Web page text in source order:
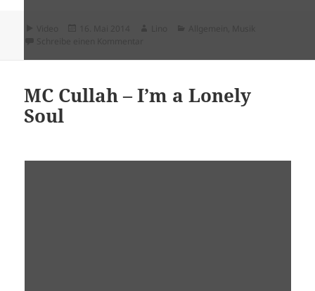
MC Cullah – I’m a Lonely
Soul